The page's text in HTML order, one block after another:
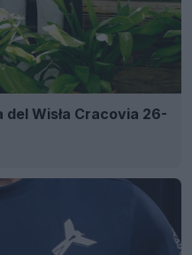
Wisła Cracovia 26-